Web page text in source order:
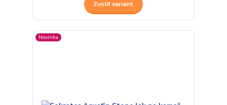
Zvoliť variant
Novinka